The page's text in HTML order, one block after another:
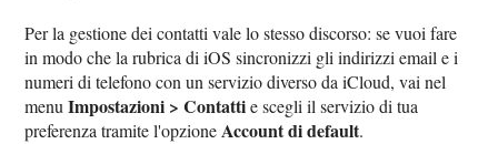
Per la gestione dei contatti vale lo stesso discorso: se vuoi fare
in modo che la rubrica di iOS sincronizzi gli indirizzi email e i
numeri di telefono con un servizio diverso da iCloud, vai nel
menuImpostazioni > Contattie scegli il servizio di tua
preferenza tramite l'opzione Account di default.